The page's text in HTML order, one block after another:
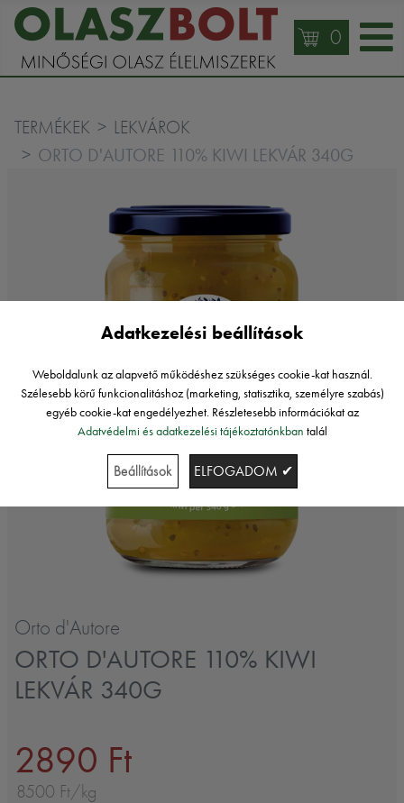
0
TERMÉKEK LEKVÁROK
ORTO D'AUTORE 110% KIWI LEKVÁR 340G
Orto d'Autore
ORTO D'AUTORE 110% KIWI
LEKVÁR 340G
2890 Ft
8500 Ft/kg
Adatkezelési beállítások
Weboldalunk az alapvető működéshez szükséges cookie-kat használ.
Szélesebb körű funkcionalitáshoz (marketing, statisztika, személyre szabás)
egyéb cookie-kat engedélyezhet. Részletesebb információkat az
Adatvédelmi és adatkezelési tájékoztatónkban talál
Beállítások ELFOGADOM ✔